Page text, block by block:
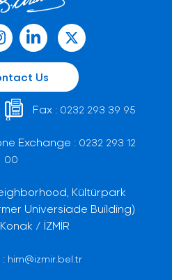
Us
Fax : 0232 293 39 95
Exchange : 0232 293 12
00
Kültürpark
Universiade Building)
/ İZMİR
him@izmir.bel.tr